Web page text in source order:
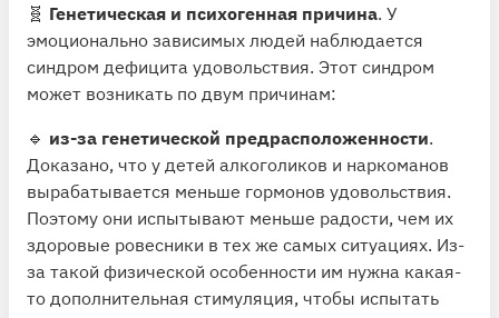
🧬 Генетическая и психогенная причина. У
эмоционально зависимых людей наблюдается
синдром дефицита удовольствия. Этот синдром
может возникать по двум причинам:
🔹 из-за генетической предрасположенности.
Доказано, что у детей алкоголиков и наркоманов
вырабатывается меньше гормонов удовольствия.
Поэтому они испытывают меньше радости, чем их
здоровые ровесники в тех же самых ситуациях. Из-
за такой физической особенности им нужна какая-
то дополнительная стимуляция, чтобы испытать